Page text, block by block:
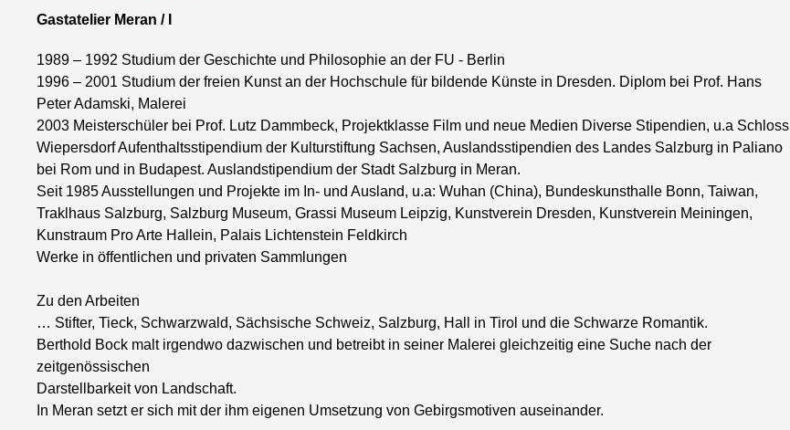
Gastatelier Meran / I
1989 – 1992 Studium der Geschichte und Philosophie an der FU - Berlin
1996 – 2001 Studium der freien Kunst an der Hochschule für bildende Künste in Dresden. Diplom bei Prof. Hans
Peter Adamski, Malerei
2003 Meisterschüler bei Prof. Lutz Dammbeck, Projektklasse Film und neue Medien Diverse Stipendien, u.a Schloss
Wiepersdorf Aufenthaltsstipendium der Kulturstiftung Sachsen, Auslandsstipendien des Landes Salzburg in Paliano
bei Rom und in Budapest. Auslandstipendium der Stadt Salzburg in Meran.
Seit 1985 Ausstellungen und Projekte im In- und Ausland, u.a: Wuhan (China), Bundeskunsthalle Bonn, Taiwan,
Traklhaus Salzburg, Salzburg Museum, Grassi Museum Leipzig, Kunstverein Dresden, Kunstverein Meiningen,
Kunstraum Pro Arte Hallein, Palais Lichtenstein Feldkirch
Werke in öffentlichen und privaten Sammlungen
Zu den Arbeiten
… Stifter, Tieck, Schwarzwald, Sächsische Schweiz, Salzburg, Hall in Tirol und die Schwarze Romantik.
Berthold Bock malt irgendwo dazwischen und betreibt in seiner Malerei gleichzeitig eine Suche nach der
zeitgenössischen
Darstellbarkeit von Landschaft.
In Meran setzt er sich mit der ihm eigenen Umsetzung von Gebirgsmotiven auseinander.